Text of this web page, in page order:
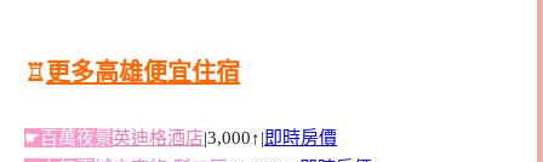
♖ 更多高雄便宜住宿
☛百萬夜景英迪格酒店|3,000↑|即時房價